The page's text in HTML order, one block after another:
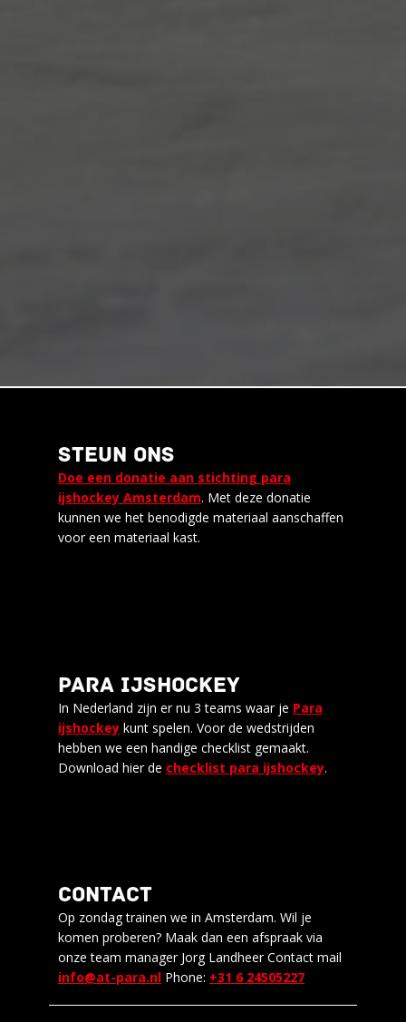
STEUN ONS
Doe een donatie aan stichting para
ijshockey Amsterdam. Met deze donatie
kunnen we het benodigde materiaal aanschaffen
voor een materiaal kast.
PARA IJSHOCKEY
In Nederland zijn er nu 3 teams waar je Para
ijshockey kunt spelen. Voor de wedstrijden
hebben we een handige checklist gemaakt.
Download hier de checklist para ijshockey.
CONTACT
Op zondag trainen we in Amsterdam. Wil je
komen proberen? Maak dan een afspraak via
onze team manager Jorg Landheer Contact mail
info@at-para.nl Phone: +31 6 24505227